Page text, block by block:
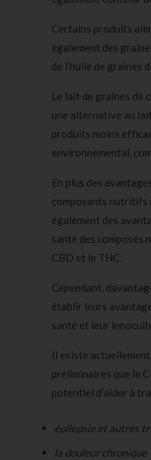
Certains produits
également des
de l’huile de graines
Le lait de graines de
une alternative au
produits moins
environnemental,
En plus des
composants nutritifs
également des
santé des composés
CBD et le THC.
Cependant,
établir leurs
santé et leur
Il existe
préliminaires que le
potentiel d’aider à
épilepsie et autres
la douleur chronique